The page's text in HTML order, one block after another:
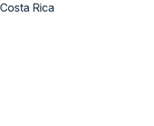
La terminal Costa Rica